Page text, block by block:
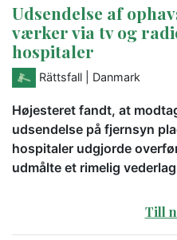
Udsendelse af
værker via tv og
hospitaler
Rättsfall | Danmark
Højesteret fandt, at
udsendelse på fjernsyn
hospitaler udgjorde
udmålte et rimelig
Till